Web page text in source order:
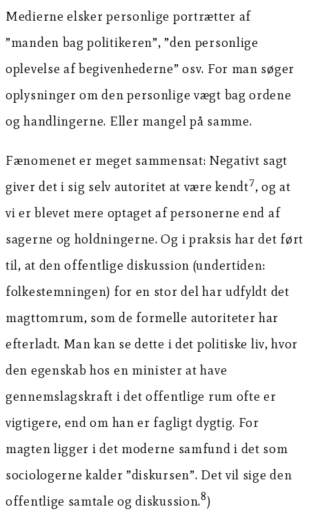
Medierne elsker personlige portrætter af
”manden bag politikeren”, ”den personlige
oplevelse af begivenhederne” osv. For man søger
oplysninger om den personlige vægt bag ordene
og handlingerne. Eller mangel på samme.
Fænomenet er meget sammensat: Negativt sagt
giver det i sig selv autoritet at være kendt7, og at
vi er blevet mere optaget af personerne end af
sagerne og holdningerne. Og i praksis har det ført
til, at den offentlige diskussion (undertiden:
folkestemningen) for en stor del har udfyldt det
magttomrum, som de formelle autoriteter har
efterladt. Man kan se dette i det politiske liv, hvor
den egenskab hos en minister at have
gennemslagskraft i det offentlige rum ofte er
vigtigere, end om han er fagligt dygtig. For
magten ligger i det moderne samfund i det som
sociologerne kalder ”diskursen”. Det vil sige den
offentlige samtale og diskussion.8)